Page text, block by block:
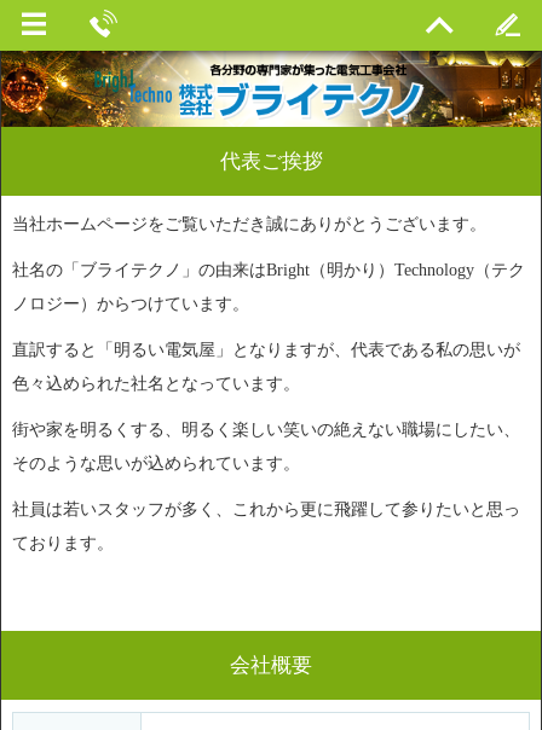
代表ご挨拶
当社ホームページをご覧いただき誠にありがとうございます。
社名の「ブライテクノ」の由来はBright（明かり）Technology（テク
ノロジー）からつけています。
直訳すると「明るい電気屋」となりますが、代表である私の思いが
色々込められた社名となっています。
街や家を明るくする、明るく楽しい笑いの絶えない職場にしたい、
そのような思いが込められています。
社員は若いスタッフが多く、これから更に飛躍して参りたいと思っ
ております。
会社概要